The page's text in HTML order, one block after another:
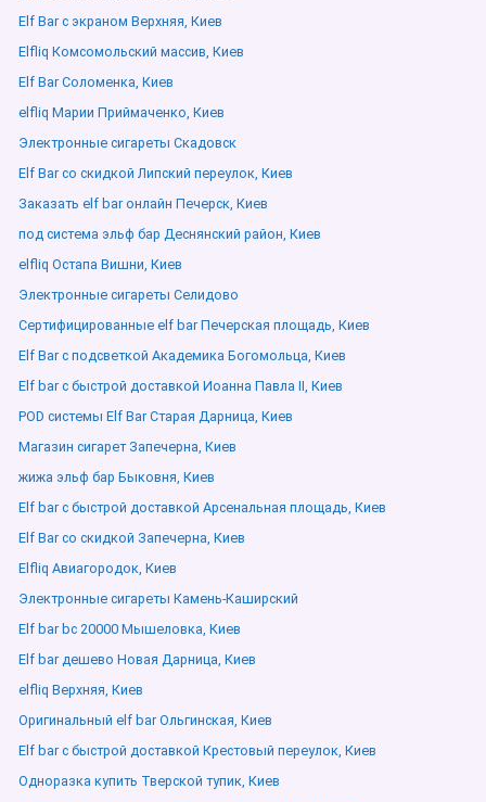
Elf Bar с экраном Верхняя, Киев
Elfliq Комсомольский массив, Киев
Elf Bar Соломенка, Киев
elfliq Марии Приймаченко, Киев
Электронные сигареты Скадовск
Elf Bar со скидкой Липский переулок, Киев
Заказать elf bar онлайн Печерск, Киев
под система эльф бар Деснянский район, Киев
elfliq Остапа Вишни, Киев
Электронные сигареты Селидово
Сертифицированные elf bar Печерская площадь, Киев
Elf Bar с подсветкой Академика Богомольца, Киев
Elf bar с быстрой доставкой Иоанна Павла ІІ, Киев
POD системы Elf Bar Старая Дарница, Киев
Магазин сигарет Запечерна, Киев
жижа эльф бар Быковня, Киев
Elf bar с быстрой доставкой Арсенальная площадь, Киев
Elf Bar со скидкой Запечерна, Киев
Elfliq Авиагородок, Киев
Электронные сигареты Камень-Каширский
Elf bar bc 20000 Мышеловка, Киев
Elf bar дешево Новая Дарница, Киев
elfliq Верхняя, Киев
Оригинальный elf bar Ольгинская, Киев
Elf bar с быстрой доставкой Крестовый переулок, Киев
Одноразка купить Тверской тупик, Киев